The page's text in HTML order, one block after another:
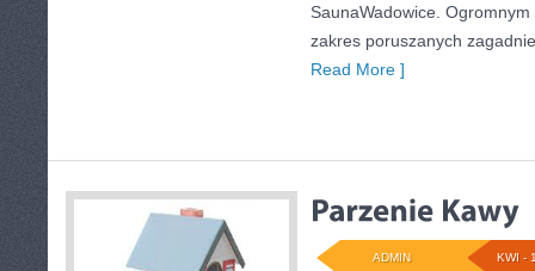
SaunaWadowice.
zakres poruszanych
Read More ]
KWI -
ADMIN